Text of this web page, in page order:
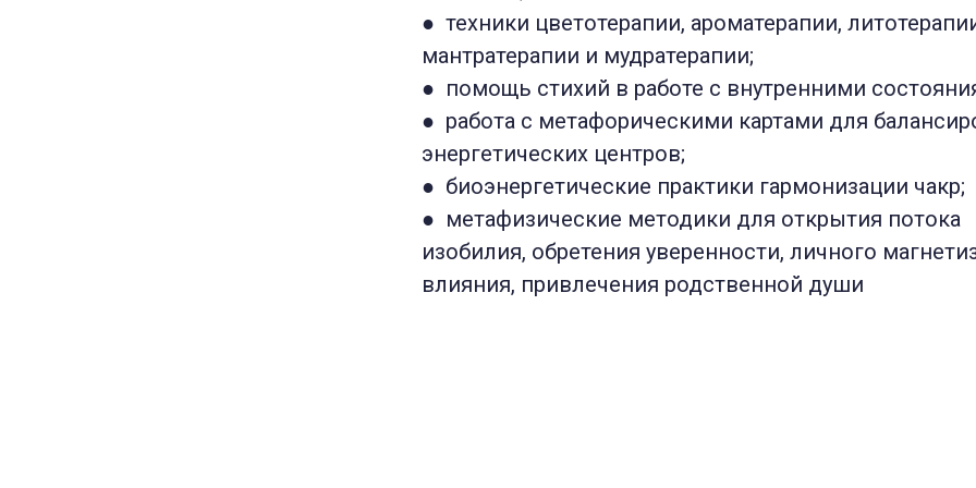
● техники цветотерапии, ароматерапии,
мантратерапии и мудратерапии;
● помощь стихий в работе с внутренними
● работа с метафорическими картами для
энергетических центров;
● биоэнергетические практики гармонизации чакр;
● метафизические методики для открытия потока
изобилия, обретения уверенности, личного
влияния, привлечения родственной души